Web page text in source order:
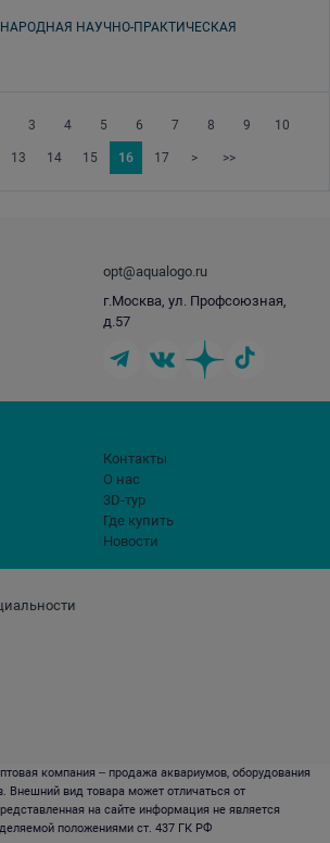
НАУЧНО-ПРАКТИЧЕСКАЯ
3 4 5 6 7 8 9 10
13 14 15 16 17 > >>
Контакты
О нас
3D-тур
Где купить
Новости
opt@aqualogo.ru
г.Москва, ул. Профсоюзная,
д.57
компания – продажа аквариумов, оборудования
Внешний вид товара может отличаться от
на сайте информация не является
положениями ст. 437 ГК РФ